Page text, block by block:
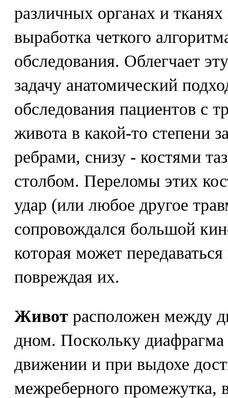
различных органах и
выработка четкого
обследования. Облегчает
задачу анатомический
обследования пациентов с
живота в какой-то
ребрами, снизу - костями
столбом. Переломы этих
удар (или любое другое
сопровождался большой
которая может
повреждая их.
Живот расположен между
дном. Поскольку диафрагма
движении и при выдохе
межреберного промежутка,